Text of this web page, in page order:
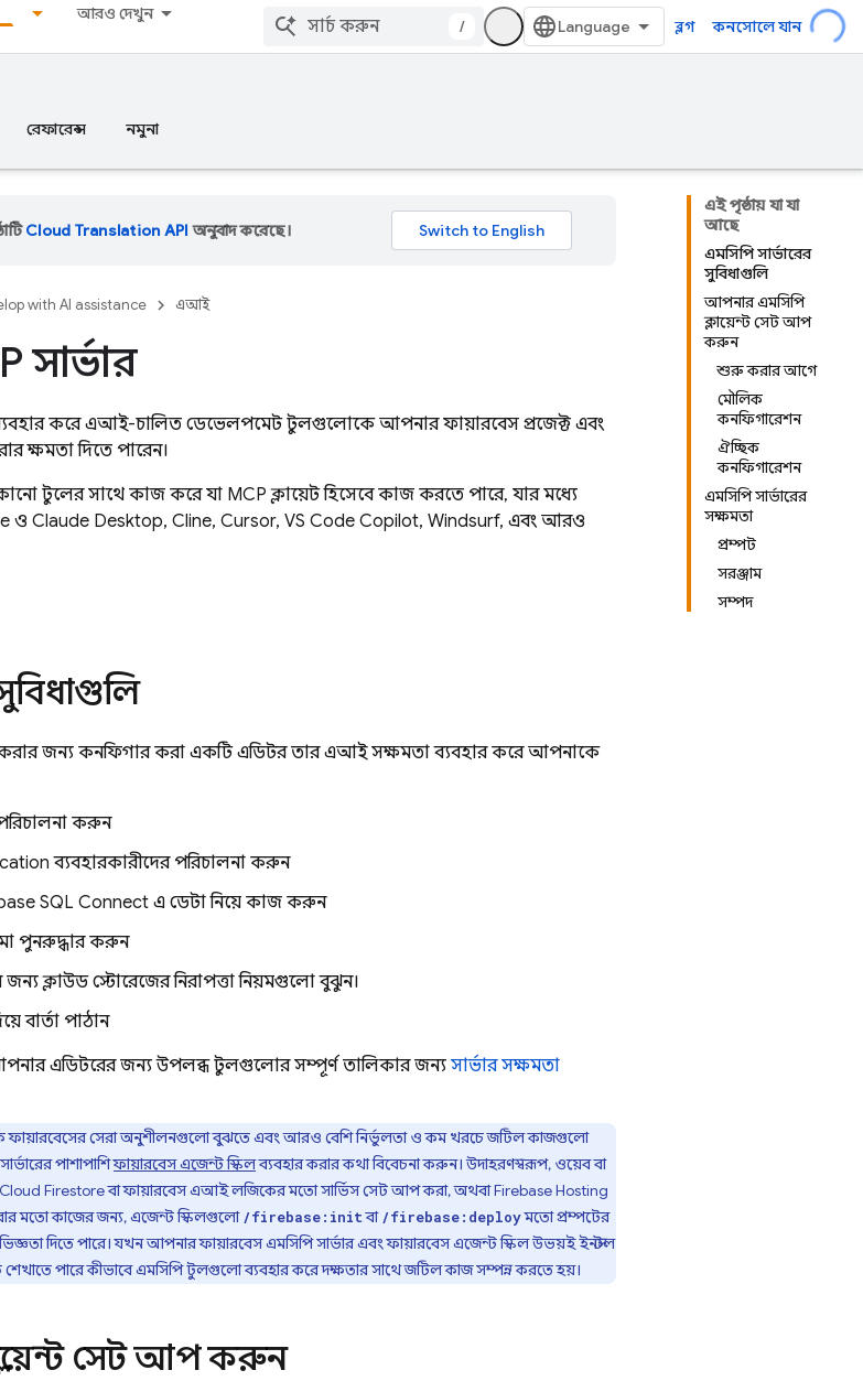
আরও দেখুন
/ ব্লগ কনসোলে যান
রেফারেন্স নমুনা
এই পৃষ্ঠায় যা যা
আছে
এমসিপি সার্ভারের
সুবিধাগুলি
আপনার এমসিপি
ক্লায়েন্ট সেট আপ
করুন
শুরু করার আগে
মৌলিক
কনফিগারেশন
ঐচ্ছিক
কনফিগারেশন
এমসিপি সার্ভারের
সক্ষমতা
প্রম্পট
সরঞ্জাম
সম্পদ
Cloud Translation API অনুবাদ করেছে।
with AI assistance এআই
সার্ভার
করে এআই-চালিত ডেভেলপমেন্ট টুলগুলোকে আপনার ফায়ারবেস প্রজেক্ট এবং
ক্ষমতা দিতে পারেন।
টুলের সাথে কাজ করে যা MCP ক্লায়েন্ট হিসেবে কাজ করতে পারে, যার মধ্যে
ও Claude Desktop, Cline, Cursor, VS Code Copilot, Windsurf, এবং আরও
করার জন্য কনফিগার করা একটি এডিটর তার এআই সক্ষমতা ব্যবহার করে আপনাকে
করুন
ব্যবহারকারীদের পরিচালনা করুন
SQL Connect এ ডেটা নিয়ে কাজ করুন
পুনরুদ্ধার করুন
ক্লাউড স্টোরেজের নিরাপত্তা নিয়মগুলো বুঝুন।
বার্তা পাঠান
এডিটরের জন্য উপলব্ধ টুলগুলোর সম্পূর্ণ তালিকার জন্য সার্ভার সক্ষমতা
ফায়ারবেসের সেরা অনুশীলনগুলো বুঝতে এবং আরও বেশি নির্ভুলতা ও কম খরচে জটিল কাজগুলো
পাশাপাশিফায়ারবেস এজেন্ট স্কিলব্যবহার করার কথা বিবেচনা করুন। উদাহরণস্বরূপ, ওয়েব বা
Cloud Firestoreবাফায়ারবেস এআই লজিকেরমতো সার্ভিস সেট আপ করা, অথবাFirebase Hosting
মতো কাজের জন্য, এজেন্ট স্কিলগুলো /firebase:initবা /firebase:deployমতো প্রম্পটের
দিতে পারে। যখন আপনার ফায়ারবেস এমসিপি সার্ভার এবং ফায়ারবেস এজেন্ট স্কিল উভয়ই ইনস্টল
পারে কীভাবে এমসিপি টুলগুলো ব্যবহার করে দক্ষতার সাথে জটিল কাজ সম্পন্ন করতে হয়।
সেট আপ করুন